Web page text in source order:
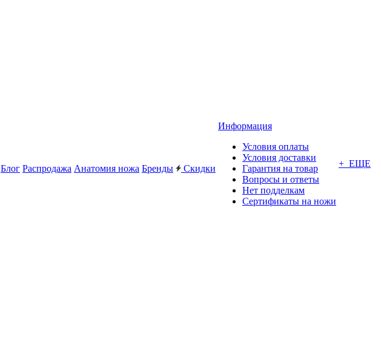
Блог Распродажа Анатомия ножа Бренды Скидки
Информация
Условия оплаты
Условия доставки
Гарантия на товар
Вопросы и ответы
Нет подделкам
Сертификаты на ножи
+ ЕЩЕ